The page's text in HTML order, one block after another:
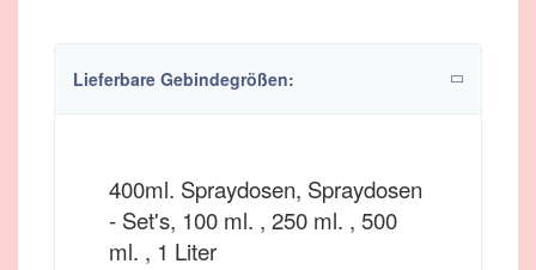
Lieferbare Gebindegrößen:
400ml. Spraydosen, Spraydosen
- Set's, 100 ml. , 250 ml. , 500
ml. , 1 Liter